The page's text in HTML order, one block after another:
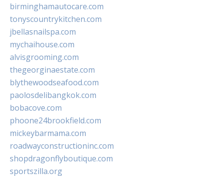
birminghamautocare.com
tonyscountrykitchen.com
jbellasnailspa.com
mychaihouse.com
alvisgrooming.com
thegeorginaestate.com
blythewoodseafood.com
paolosdelibangkok.com
bobacove.com
phoone24brookfield.com
mickeybarmama.com
roadwayconstructioninc.com
shopdragonflyboutique.com
sportszilla.org